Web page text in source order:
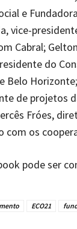
e
vice-
Cabral;
do
Belo
de projetos
Fróes,
com os
pode ser
ECO21